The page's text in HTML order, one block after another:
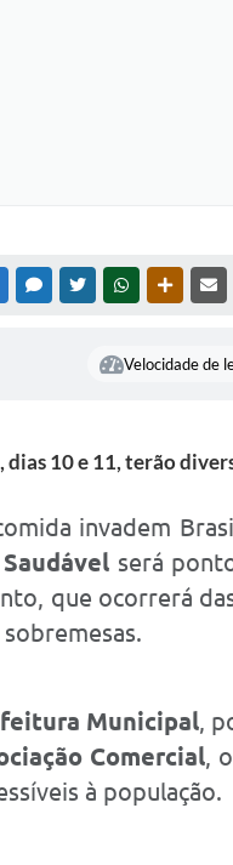
FACEBOOKMESSENGER
TWITTERWHATSAPPOUTRAS
Velocidade de
dias 10 e 11, terão
invadem
será
que ocorrerá
Municipal,
Comercial,
à população.